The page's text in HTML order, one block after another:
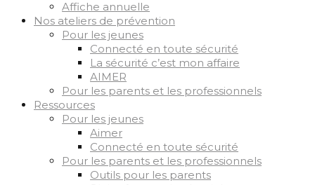
Affiche annuelle
Nos ateliers de prévention
Pour les jeunes
Connecté en toute sécurité
La sécurité c’est mon affaire
AIMER
Pour les parents et les professionnels
Ressources
Pour les jeunes
Aimer
Connecté en toute sécurité
Pour les parents et les professionnels
Outils pour les parents